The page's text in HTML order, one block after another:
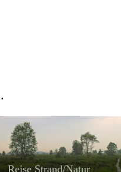
Reise Strand/Natur